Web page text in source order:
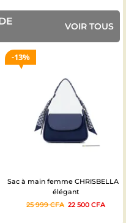
VOIR TOUS
13%
Sac à main femme CHRISBELLA –
élégant
25 999CFA 22 500CFA